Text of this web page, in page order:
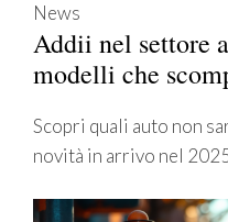
News
Addii nel settore
modelli che
Scopri quali auto non
novità in arrivo nel